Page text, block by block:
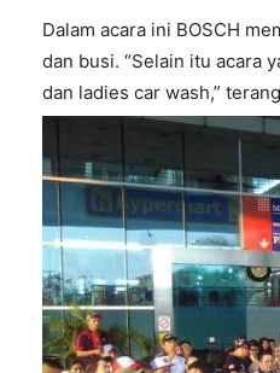
Dalam acara ini BOSCH
dan busi. “Selain itu acara
dan ladies car wash,”